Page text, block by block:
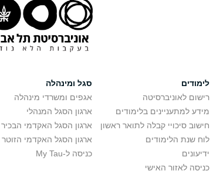
לימודים
רישום לאוניברסיטה
מידע למתעניינים בלימודים
חישוב סיכויי קבלה לתואר ראשון
לוח שנת הלימודים
ידיעונים
כניסה לאזור האישי
סגל ומינהלה
אגפים ומשרדי מינהלה
ארגון הסגל המנהלי
ארגון הסגל האקדמי הבכיר
ארגון הסגל האקדמי הזוטר
כניסה ל-My Tau